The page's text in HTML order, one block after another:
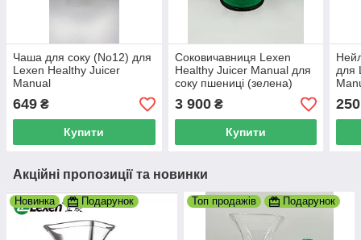
Чаша для соку (No12) для
Lexen Healthy Juicer
Manual
649 ₴
Купити
Соковичавниця Lexen
Healthy Juicer Manual для
соку пшениці (зелена)
3 900₴
Купити
для
250
Акційні пропозиції та новинки
Новинка Подарунок Топ продажів Подарунок